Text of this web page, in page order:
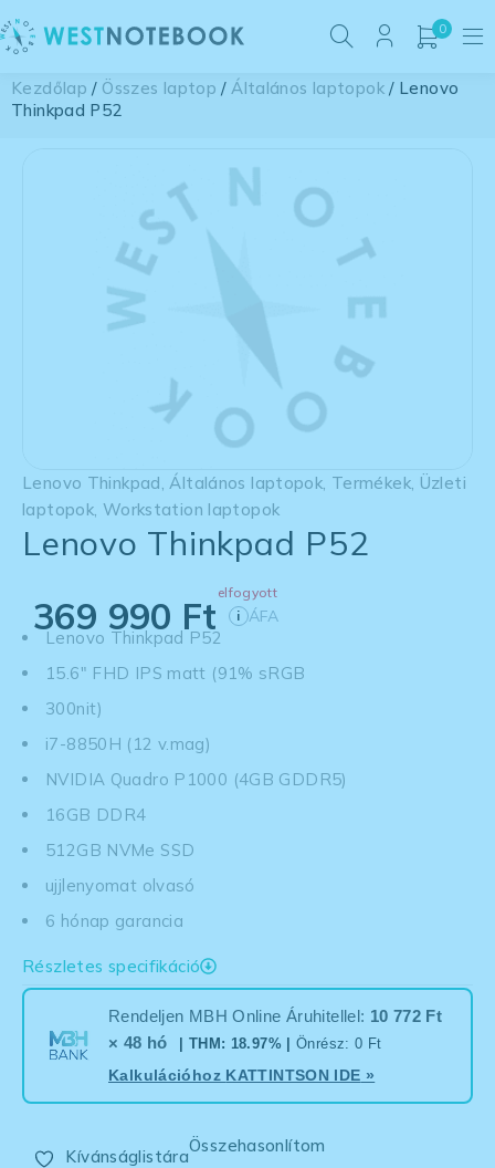
0
Kezdőlap / Összes laptop /Általános laptopok/ Lenovo
Thinkpad P52
Lenovo Thinkpad Általános laptopok Termékek, Üzleti
laptopok Workstation laptopok
Lenovo Thinkpad P52
elfogyott
369 990 Ft i ÁFA
Lenovo Thinkpad P52
15.6" FHD IPS matt (91% sRGB
300nit)
i7-8850H (12 v.mag)
NVIDIA Quadro P1000 (4GB GDDR5)
16GB DDR4
512GB NVMe SSD
ujjlenyomat olvasó
6 hónap garancia
Részletes specifikáció
Rendeljen MBH Online Áruhitellel: 10 772 Ft
× 48 hó
| THM: 18.97% | Önrész: 0 Ft
Kalkulációhoz KATTINTSON IDE »
Kívánságlistára
Összehasonlítom